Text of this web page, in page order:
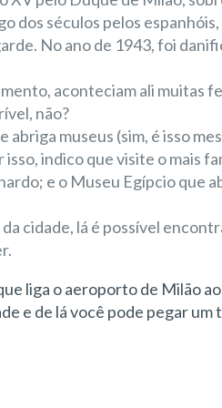
dos séculos pelos
No ano de 1943, foi
aconteciam ali muitas
não?
abriga museus (sim, é isso
isso, indico que visite o mais
e o Museu Egípcio que
cidade, lá é possível
liga o aeroporto de Milão
e de lá você pode pegar um